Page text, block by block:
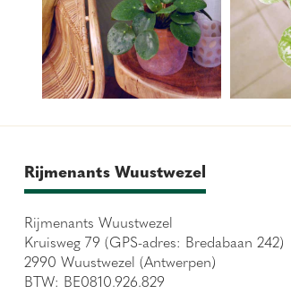
Rijmenants Wuustwezel
Rijmenants Wuustwezel
Kruisweg 79 (GPS-adres: Bredabaan 242)
2990 Wuustwezel (Antwerpen)
BTW: BE0810.926.829